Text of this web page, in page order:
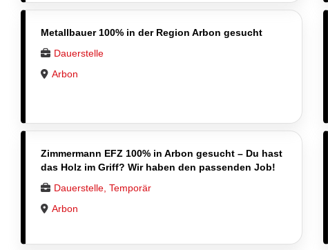
Metallbauer 100% in der Region Arbon gesucht
Dauerstelle
Arbon
Zimmermann EFZ 100% in Arbon gesucht – Du hast
das Holz im Griff? Wir haben den passenden Job!
Dauerstelle, Temporär
Arbon